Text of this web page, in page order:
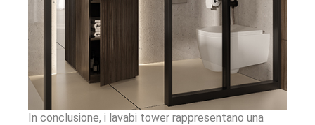
In conclusione, i lavabi tower rappresentano una